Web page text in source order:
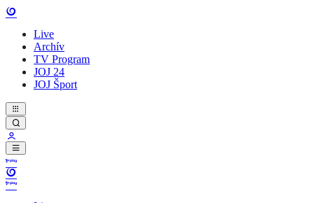
Live
Archív
TV Program
JOJ 24
JOJ Šport